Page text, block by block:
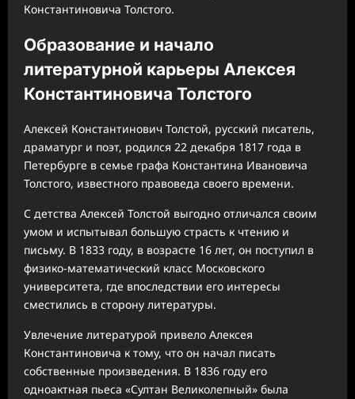
Константиновича Толстого.
Образование и начало
литературной карьеры Алексея
Константиновича Толстого
Алексей Константинович Толстой, русский писатель,
драматург и поэт, родился 22 декабря 1817 года в
Петербурге в семье графа Константина Ивановича
Толстого, известного правоведа своего времени.
С детства Алексей Толстой выгодно отличался своим
умом и испытывал большую страсть к чтению и
письму. В 1833 году, в возрасте 16 лет, он поступил в
физико-математический класс Московского
университета, где впоследствии его интересы
сместились в сторону литературы.
Увлечение литературой привело Алексея
Константиновича к тому, что он начал писать
собственные произведения. В 1836 году его
одноактная пьеса «Султан Великолепный» была